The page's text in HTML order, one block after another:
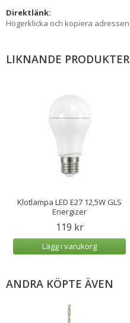
Direktlänk:
Högerklicka och kopiera adressen
LIKNANDE PRODUKTER
Klotlampa LED E27 12,5W GLS
Energizer
119 kr
Lägg i varukorg
ANDRA KÖPTE ÄVEN